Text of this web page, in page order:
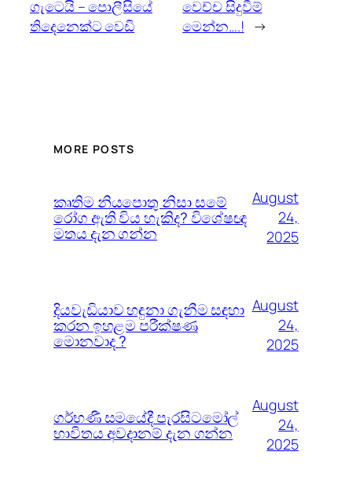
ගැටෙයි – පොලීසියේ
තිදෙනෙක්ට වෙඩි
වෙච්ච සිදුවීම්
මෙන්න….! →
MORE POSTS
කෘතිම නියපොතු නිසා සමේ
රෝග ඇති විය හැකිද? විශේෂඥ
මතය දැන ගන්න
August
24,
2025
දියවැඩියාව හඳුනා ගැනීම සඳහා
කරන ඉහළම පරීක්ෂණ
මොනවාද ?
August
24,
2025
ගර්භණී සමයේදී පැරසිටමෝල්
භාවිතය අවදානම් දැන ගන්න
August
24,
2025